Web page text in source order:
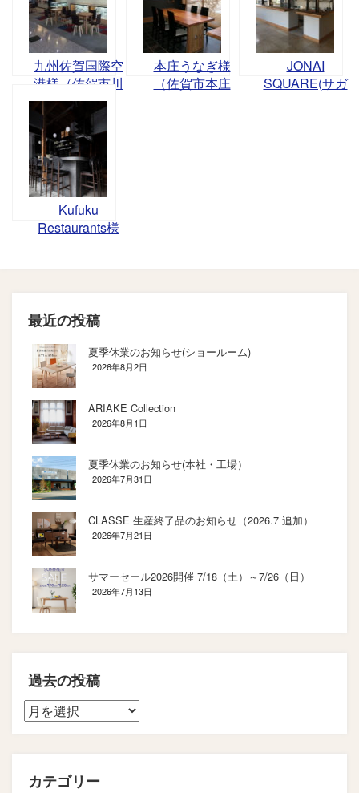
九州佐賀国際空
港様（佐賀市川
副町）
本庄うなぎ様
（佐賀市本庄
JONAI
SQUARE(サガ
Kufuku
Restaurants様
最近の投稿
夏季休業のお知らせ(ショールーム)
2026年8月2日
ARIAKE Collection
2026年8月1日
夏季休業のお知らせ(本社・工場）
2026年7月31日
CLASSE 生産終了品のお知らせ（2026.7 追加）
2026年7月21日
サマーセール2026開催 7/18（土）～7/26（日）
2026年7月13日
過去の投稿
カテゴリー